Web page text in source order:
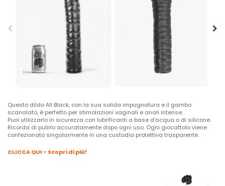
Questo dildo All Black, con la sua solida impugnatura e il gambo
scanalato, è perfetto per stimolazioni vaginali e anali intense.
Puoi utilizzarlo in sicurezza con lubrificanti a base d'acqua o di silicone.
Ricorda di pulirlo accuratamente dopo ogni uso. Ogni giocattolo viene
confezionato singolarmente in una custodia protettiva trasparente.
CLICCA QUI - Scopri di più!